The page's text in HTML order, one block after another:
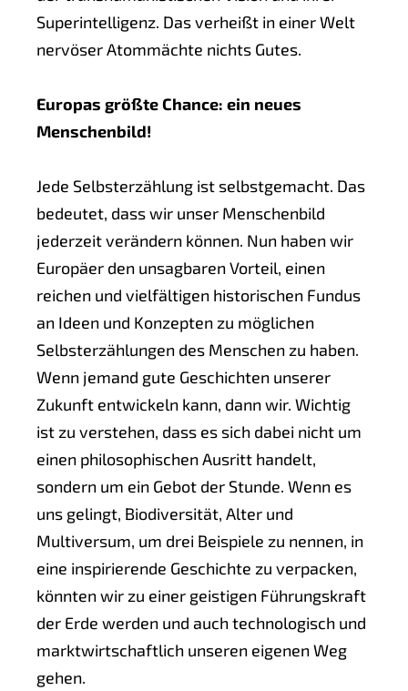
Superintelligenz. Das verheißt in einer Welt
nervöser Atommächte nichts Gutes.
Europas größte Chance: ein neues
Menschenbild!
Jede Selbsterzählung ist selbstgemacht. Das
bedeutet, dass wir unser Menschenbild
jederzeit verändern können. Nun haben wir
Europäer den unsagbaren Vorteil, einen
reichen und vielfältigen historischen Fundus
an Ideen und Konzepten zu möglichen
Selbsterzählungen des Menschen zu haben.
Wenn jemand gute Geschichten unserer
Zukunft entwickeln kann, dann wir. Wichtig
ist zu verstehen, dass es sich dabei nicht um
einen philosophischen Ausritt handelt,
sondern um ein Gebot der Stunde. Wenn es
uns gelingt, Biodiversität, Alter und
Multiversum, um drei Beispiele zu nennen, in
eine inspirierende Geschichte zu verpacken,
könnten wir zu einer geistigen Führungskraft
der Erde werden und auch technologisch und
marktwirtschaftlich unseren eigenen Weg
gehen.